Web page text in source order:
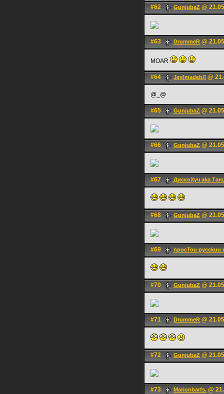
#62 GunjubaZ @
#63 DrummeR @
MOAR
#64 Jey[madebl] @
@_@
#65 GunjubaZ @
#66 GunjubaZ @
#67 ДискоХуч aka
#68 GunjubaZ @
#69 npocTou pycckuu
#70 GunjubaZ @
#71 DrummeR @
#72 GunjubaZ @
#73 Marionbarfs. @